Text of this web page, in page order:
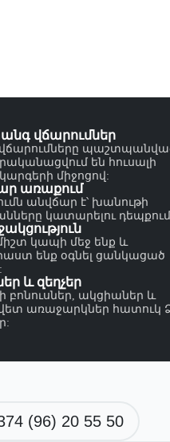
վճարումներ
վճարումները
են հուսալի
միջոցով:
առաքում
անվճար է՝ խանութի
կատարելու
կապի մեջ ենք և
ենք օգնել ցանկացած
և զեղչեր
բոնուսներ, ակցիաներ և
առաջարկներ հատուկ
(96) 20 55 50